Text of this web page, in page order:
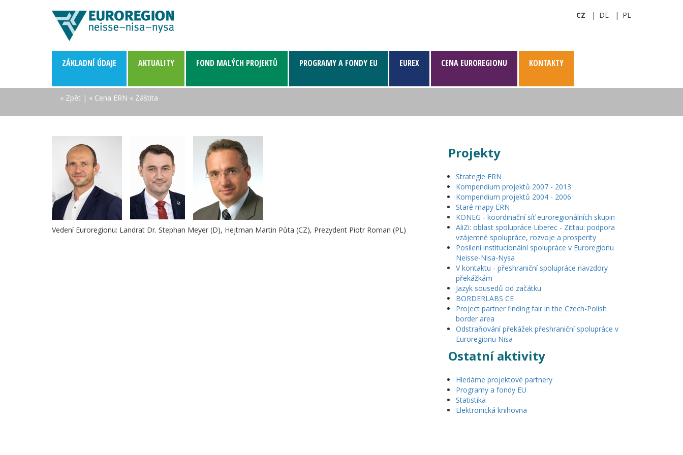
CZ DE PL
ZÁKLADNÍ­ ÚDAJE AKTUALITY FOND MALÝCH PROJEKTŮ PROGRAMY A FONDY EU EUREX CENA EUROREGIONU KONTAKTY
« Zpět | « Cena ERN « Záštita
Vedení Euroregionu: Landrat Dr. Stephan Meyer (D), Hejtman Martin Půta (CZ), Prezydent Piotr Roman (PL)
Projekty
Strategie ERN
Kompendium projektů 2007 - 2013
Kompendium projektů 2004 - 2006
Staré mapy ERN
KONEG - koordinační síť euroregionálních skupin
AliZi: oblast spolupráce Liberec - Zittau: podpora
vzájemné spolupráce, rozvoje a prosperity
Posílení institucionální spolupráce v Euroregionu
Neisse-Nisa-Nysa
V kontaktu - přeshraniční spolupráce navzdory
překážkám
Jazyk sousedů od začátku
BORDERLABS CE
Project partner finding fair in the Czech-Polish
border area
Odstraňování překážek přeshraniční spolupráce v
Euroregionu Nisa
Ostatní aktivity
Hledáme projektové partnery
Programy a fondy EU
Statistika
Elektronická knihovna